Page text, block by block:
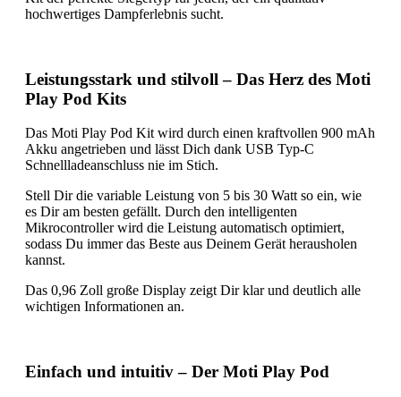
hochwertiges Dampferlebnis sucht.
Leistungsstark und stilvoll – Das Herz des Moti
Play Pod Kits
Das Moti Play Pod Kit wird durch einen kraftvollen 900 mAh
Akku angetrieben und lässt Dich dank USB Typ-C
Schnellladeanschluss nie im Stich.
Stell Dir die variable Leistung von 5 bis 30 Watt so ein, wie
es Dir am besten gefällt. Durch den intelligenten
Mikrocontroller wird die Leistung automatisch optimiert,
sodass Du immer das Beste aus Deinem Gerät herausholen
kannst.
Das 0,96 Zoll große Display zeigt Dir klar und deutlich alle
wichtigen Informationen an.
Einfach und intuitiv – Der Moti Play Pod